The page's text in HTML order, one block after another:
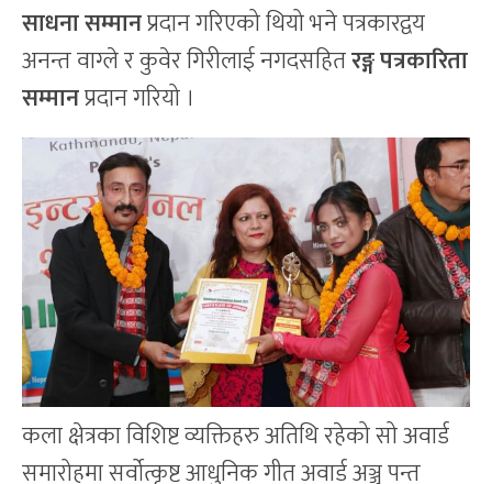
साधना सम्मानप्रदान गरिएको थियो भने पत्रकारद्वय
अनन्त वाग्ले र कुवेर गिरीलाई नगदसहितरङ्ग पत्रकारिता
सम्मानप्रदान गरियो ।
कला क्षेत्रका विशिष्ट व्यक्तिहरु अतिथि रहेको सो अवार्ड
समारोहमा सर्वोत्कृष्ट आधुनिक गीत अवार्ड अञ्जु पन्त